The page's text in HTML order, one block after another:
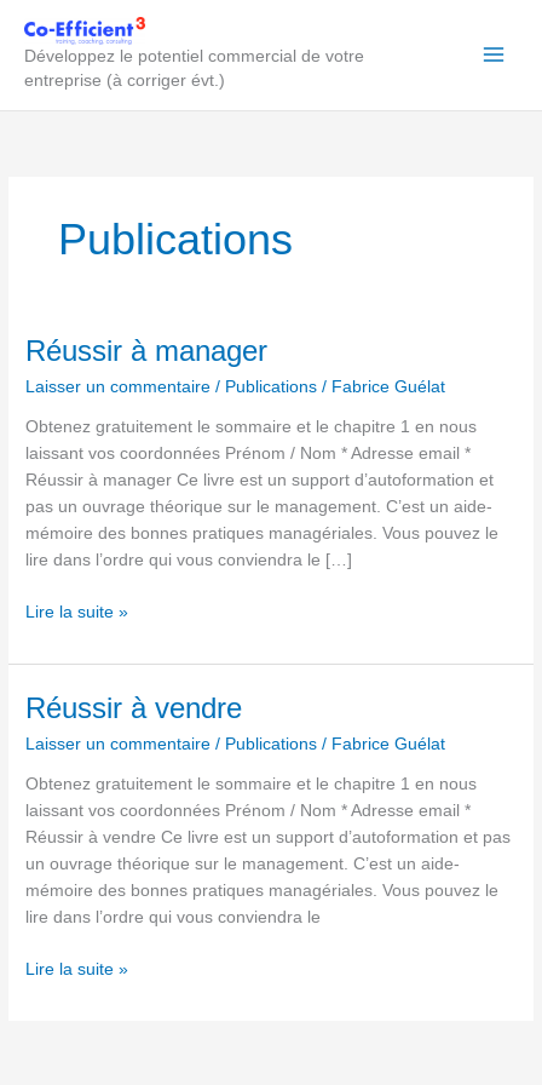
contenu
Développez le potentiel commercial de votre
entreprise (à corriger évt.)
Publications
Réussir à manager
Laisser un commentaire / Publications / Fabrice Guélat
Obtenez gratuitement le sommaire et le chapitre 1 en nous
laissant vos coordonnées Prénom / Nom * Adresse email *
Réussir à manager Ce livre est un support d’autoformation et
pas un ouvrage théorique sur le management. C’est un aide-
mémoire des bonnes pratiques managériales. Vous pouvez le
lire dans l’ordre qui vous conviendra le […]
Réussir
manager
Lire la suite »
Réussir à vendre
Laisser un commentaire / Publications / Fabrice Guélat
Obtenez gratuitement le sommaire et le chapitre 1 en nous
laissant vos coordonnées Prénom / Nom * Adresse email *
Réussir à vendre Ce livre est un support d’autoformation et pas
un ouvrage théorique sur le management. C’est un aide-
mémoire des bonnes pratiques managériales. Vous pouvez le
lire dans l’ordre qui vous conviendra le
Réussir
vendre
Lire la suite »